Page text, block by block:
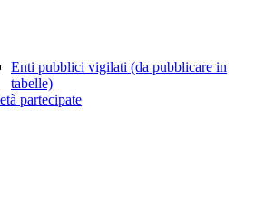
Enti pubblici vigilati (da pubblicare in
tabelle)
partecipate